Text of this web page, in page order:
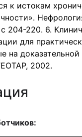
к истокам
204-220. 6.
для
на
2002.